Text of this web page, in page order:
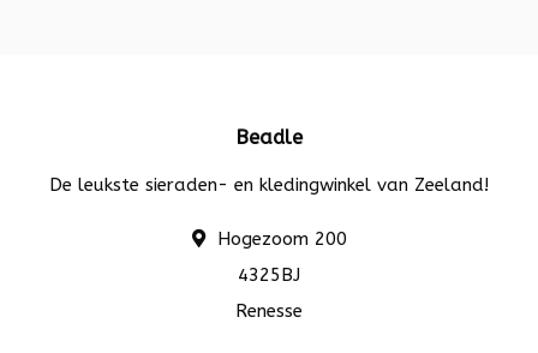
Beadle
De leukste sieraden- en kledingwinkel van Zeeland!
Hogezoom 200
4325BJ
Renesse